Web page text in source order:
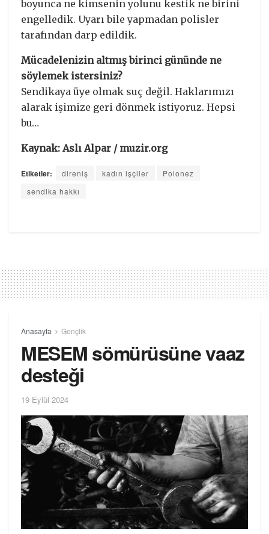
boyunca ne kimsenin yolunu kestik ne birini
engelledik. Uyarı bile yapmadan polisler
tarafından darp edildik.
Mücadelenizin altmış birinci gününde ne
söylemek istersiniz?
Sendikaya üye olmak suç değil. Haklarımızı
alarak işimize geri dönmek istiyoruz. Hepsi
bu…
Kaynak: Aslı Alpar / muzir.org
Etiketler: direniş kadın işçiler
Polonez
sendika hakkı
Anasayfa Gençlik
MESEM sömürüsüne vaaz
desteği
19 Eylül 2024